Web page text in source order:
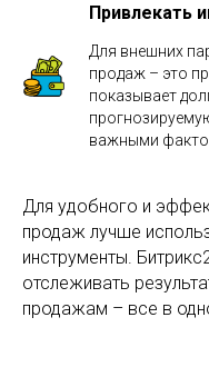
Привлекать
Для внешних
продаж – это
показывает
важными
Для удобного и
продаж лучше
инструменты.
отслеживать
продажам – все в